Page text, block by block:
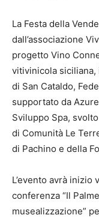
La Festa della
dall’associazione
progetto Vino
vitivinicola siciliana,
di San Cataldo,
supportato da
Sviluppo Spa,
di Comunità Le
di Pachino e della
L’evento avrà
conferenza “Il
musealizzazione”